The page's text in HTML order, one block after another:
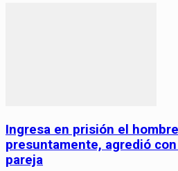
Ingresa en prisión el
presuntamente, agredió
pareja